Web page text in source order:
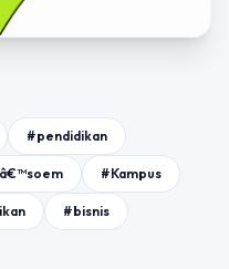
#pendidikan
#Kampus
#bisnis